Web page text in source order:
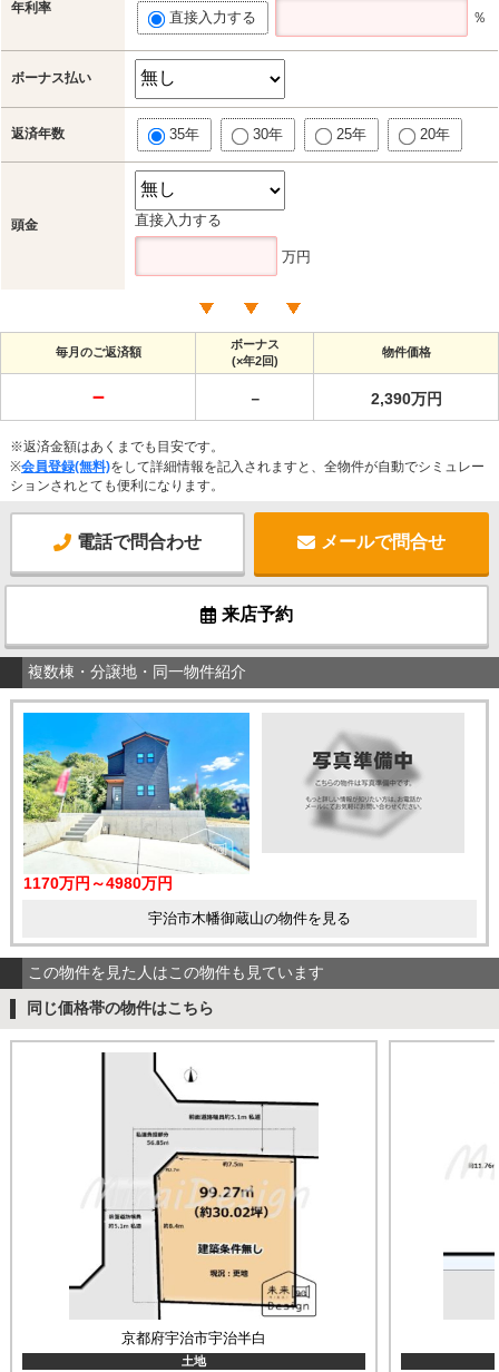
年利率
直接入力する ％
ボーナス払い
返済年数 35年 30年 25年 20年
頭金 直接入力する
万円
毎月のご返済額
ボーナス
(×年2回)
物件価格
－ － 2,390万円
※返済金額はあくまでも目安です。
※会員登録(無料)をして詳細情報を記入されますと、全物件が自動でシミュレー
ションされとても便利になります。
電話で問合わせ メールで問合せ
来店予約
複数棟・分譲地・同一物件紹介
1170万円～4980万円
宇治市木幡御蔵山の物件を見る
この物件を見た人はこの物件も見ています
同じ価格帯の物件はこちら
京都府宇治市宇治半白
土地